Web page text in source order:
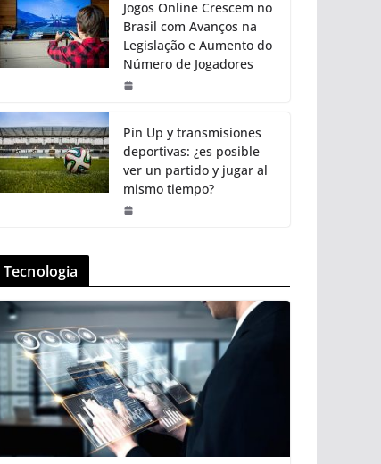
Jogos Online Crescem no
Brasil com Avanços na
Legislação e Aumento do
Número de Jogadores
Pin Up y transmisiones
deportivas: ¿es posible
ver un partido y jugar al
mismo tiempo?
Tecnologia